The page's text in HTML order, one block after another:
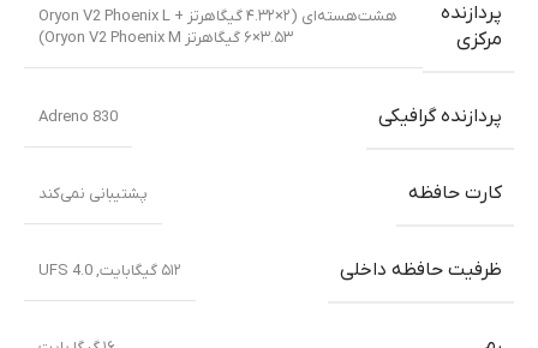
پردازنده
مرکزی
هشت‌هسته‌ای (۲×۴.۳۲ گیگاهرتز Oryon V2 Phoenix L +
۶×۳.۵۳ گیگاهرتز Oryon V2 Phoenix M)
پردازنده گرافیکی Adreno 830
کارت حافظه پشتیبانی نمی‌کند
ظرفیت حافظه داخلی ۵۱۲ گیگابایت ,
UFS 4.0